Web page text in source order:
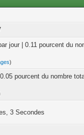
jour | 0.11 pourcent du
)
pourcent du nombre
3 Secondes